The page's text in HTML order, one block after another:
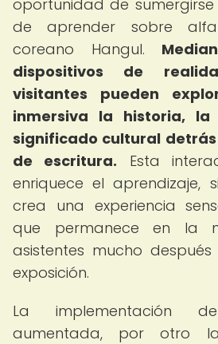
oportunidad de sumergirse
de aprender sobre
coreano Hangul.
dispositivos de
visitantes pueden
inmersiva la historia,
significado cultural
de escritura. Esta
enriquece el aprendizaje,
crea una experiencia
que permanece en la
asistentes mucho
exposición.
La implementación
aumentada, por otro